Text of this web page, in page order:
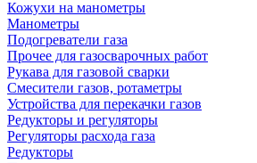
Кожухи на манометры
Манометры
Подогреватели газа
Прочее для газосварочных работ
Рукава для газовой сварки
Смесители газов, ротаметры
Устройства для перекачки газов
Редукторы и регуляторы
Регуляторы расхода газа
Редукторы